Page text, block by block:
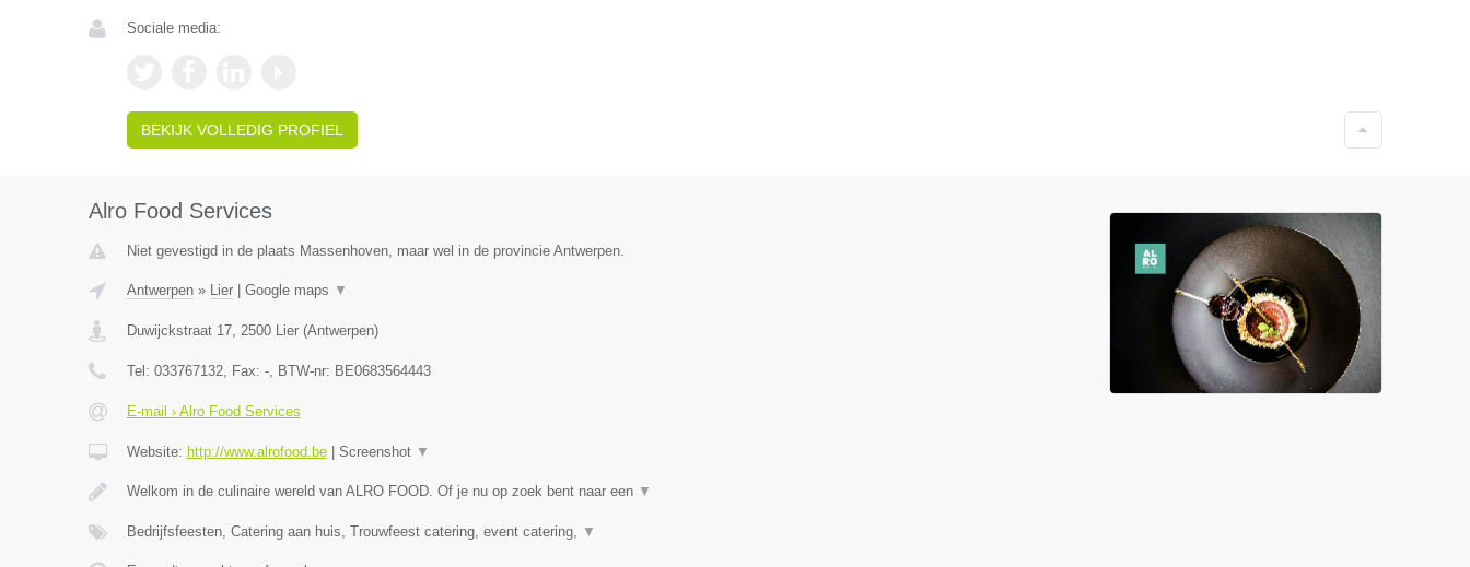
Sociale media:
BEKIJK VOLLEDIG PROFIEL
Alro Food Services
Niet gevestigd in de plaats Massenhoven, maar wel in de provincie Antwerpen.
Antwerpen» Lier| Google maps ▼
Duwijckstraat 17, 2500 Lier(Antwerpen)
Tel: 033767132, Fax: -, BTW-nr: BE0683564443
E-mail › Alro Food Services
Website: http://www.alrofood.be| Screenshot ▼
Welkom in de culinaire wereld van ALRO FOOD. Of je nu op zoek bent naar een ▼
Bedrijfsfeesten, Catering aan huis, Trouwfeest catering, event catering, ▼